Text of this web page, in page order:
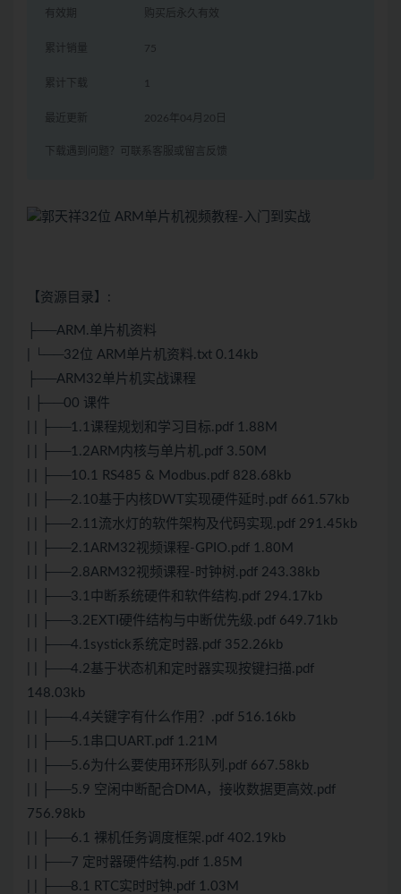
有效期 购买后永久有效
累计销量 75
累计下载 1
最近更新 2026年04月20日
下载遇到问题？可联系客服或留言反馈
【资源目录】:
├──ARM.单片机资料
| └──32位 ARM单片机资料.txt 0.14kb
├──ARM32单片机实战课程
| ├──00 课件
| | ├──1.1课程规划和学习目标.pdf 1.88M
| | ├──1.2ARM内核与单片机.pdf 3.50M
| | ├──10.1 RS485 & Modbus.pdf 828.68kb
| | ├──2.10基于内核DWT实现硬件延时.pdf 661.57kb
| | ├──2.11流水灯的软件架构及代码实现.pdf 291.45kb
| | ├──2.1ARM32视频课程-GPIO.pdf 1.80M
| | ├──2.8ARM32视频课程-时钟树.pdf 243.38kb
| | ├──3.1中断系统硬件和软件结构.pdf 294.17kb
| | ├──3.2EXTI硬件结构与中断优先级.pdf 649.71kb
| | ├──4.1systick系统定时器.pdf 352.26kb
| | ├──4.2基于状态机和定时器实现按键扫描.pdf
148.03kb
| | ├──4.4关键字有什么作用？.pdf 516.16kb
| | ├──5.1串口UART.pdf 1.21M
| | ├──5.6为什么要使用环形队列.pdf 667.58kb
| | ├──5.9 空闲中断配合DMA，接收数据更高效.pdf
756.98kb
| | ├──6.1 裸机任务调度框架.pdf 402.19kb
| | ├──7 定时器硬件结构.pdf 1.85M
| | ├──8.1 RTC实时时钟.pdf 1.03M